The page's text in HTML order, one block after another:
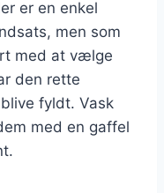
er en enkel
men som
med at vælge
den rette
fyldt. Vask
med en gaffel